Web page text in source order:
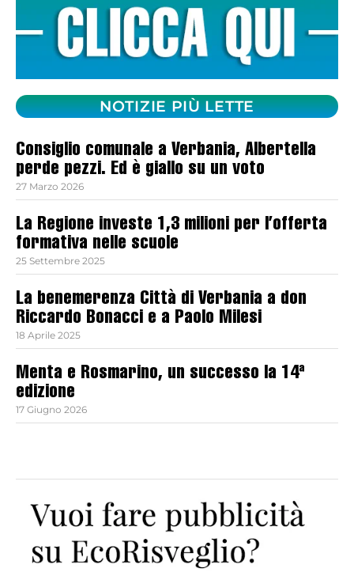
NOTIZIE PIÙ LETTE
Consiglio comunale a Verbania, Albertella
perde pezzi. Ed è giallo su un voto
27 Marzo 2026
La Regione investe 1,3 milioni per l’offerta
formativa nelle scuole
25 Settembre 2025
La benemerenza Città di Verbania a don
Riccardo Bonacci e a Paolo Milesi
18 Aprile 2025
Menta e Rosmarino, un successo la 14ª
edizione
17 Giugno 2026